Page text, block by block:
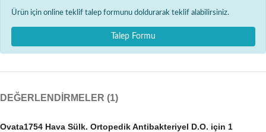
Ürün için online teklif talep formunu doldurarak teklif alabilirsiniz.
Talep Formu
DEĞERLENDIRMELER (1)
Ovata1754 Hava Sülk. Ortopedik Antibakteriyel D.O. için 1